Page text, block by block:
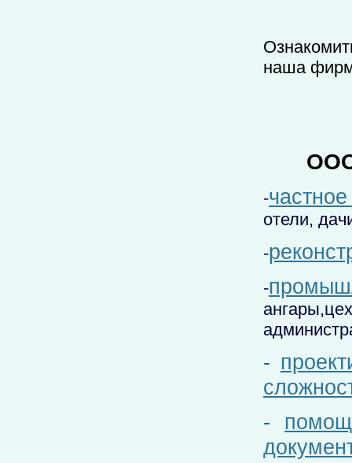
наша
ООО
-
отели,
-
-
-
-